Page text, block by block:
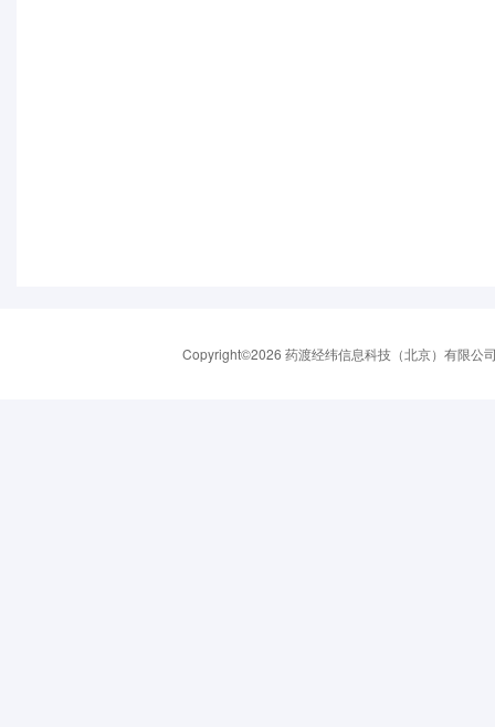
Copyright©2026 药渡经纬信息科技（北京）有限公